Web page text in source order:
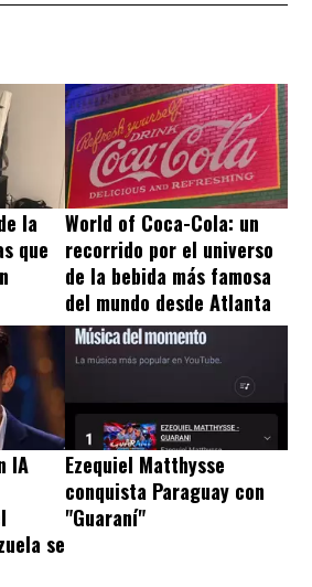
la
que
World of Coca-Cola: un
recorrido por el universo
de la bebida más famosa
del mundo desde Atlanta
IA
se
Ezequiel Matthysse
conquista Paraguay con
"Guaraní"